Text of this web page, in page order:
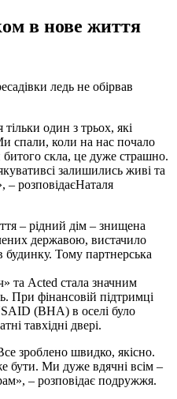
в нове життя
ледь не обірвав
один з трьох, які
спали, коли на нас почало
битого скла, це дуже страшно.
залишились живі та
– розповідаєНаталя
– рідний дім – знищена
державою, вистачило
будинку. Тому партнерська
та Acted стала значним
При фінансовій підтримці
(BHA) в оселі було
тавхідні двері.
зроблено швидко, якісно.
бути. Ми дуже вдячні всім –
– розповідає подружжя.